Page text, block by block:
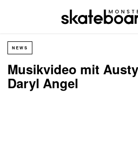
NEWS
Musikvideo mit
Daryl Angel